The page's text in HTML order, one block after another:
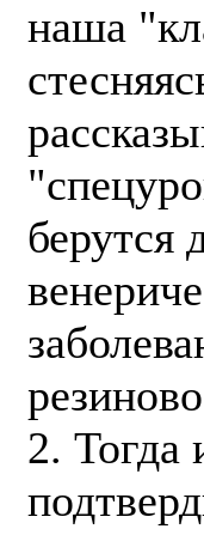
наша
берутся
2. Тогда